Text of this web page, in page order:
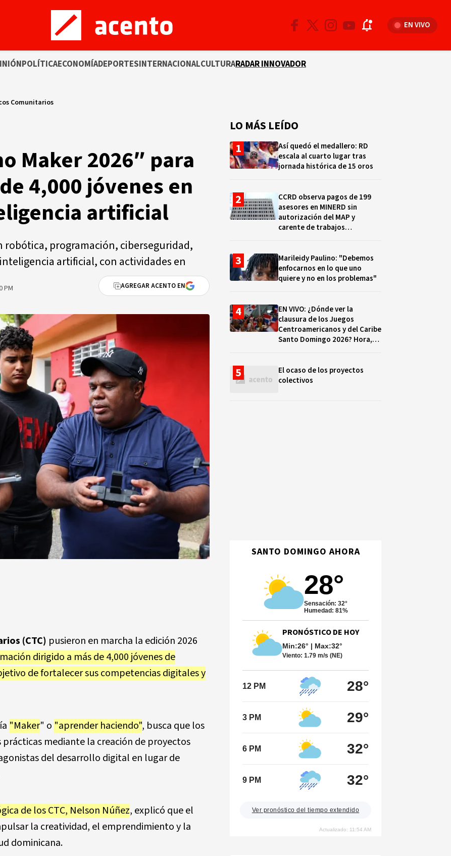
EN VIVO
POLÍTICAECONOMÍADEPORTESINTERNACIONALCULTURARADAR INNOVADOR
Comunitarios
Maker 2026″ para
4,000 jóvenes en
artificial
robótica, programación, ciberseguridad,
artificial, con actividades en
PM AGREGAR ACENTO EN
(CTC) pusieron en marcha la edición 2026
dirigido a más de 4,000 jóvenes de
de fortalecer sus competencias digitales y
"Maker" o "aprender haciendo", busca que los
mediante la creación de proyectos
del desarrollo digital en lugar de
de los CTC, Nelson Núñez, explicó que el
la creatividad, el emprendimiento y la
dominicana.
LO MÁS LEÍDO
Así quedó el medallero: RD
escala al cuarto lugar tras
jornada histórica de 15 oros
CCRD observa pagos de 199
asesores en MINERD sin
autorización del MAP y
carente de trabajos
Marileidy Paulino: "Debemos
enfocarnos en lo que uno
quiere y no en los problemas"
EN VIVO: ¿Dónde ver la
clausura de los Juegos
Centroamericanos y del Caribe
Santo Domingo 2026? Hora,
El ocaso de los proyectos
colectivos
SANTO DOMINGO AHORA
28°
Sensación: 32°
Humedad: 81%
PRONÓSTICO DE HOY
Min:26° | Max:32°
Viento: 1.79 m/s (NE)
12 PM 28°
3 PM 29°
6 PM 32°
9 PM 32°
Ver pronóstico del tiempo extendido
Actualizado: 11:54 AM